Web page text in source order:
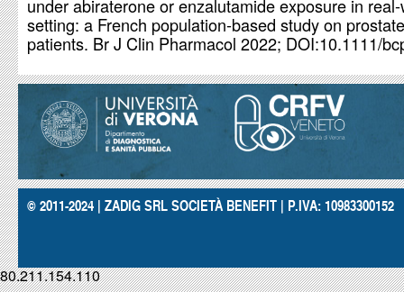
under abiraterone or enzalutamide exposure in
setting: a French population-based study on
patients. Br J Clin Pharmacol 2022; DOI:10.1111/
© 2011-2024 | ZADIG SRL SOCIETÀ BENEFIT | P.IVA: 10983300152
80.211.154.110